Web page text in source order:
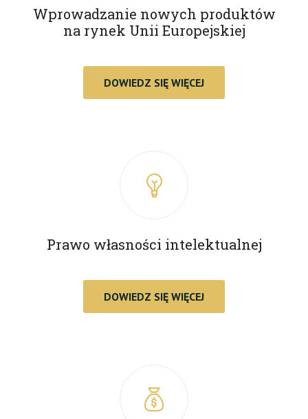
Wprowadzanie nowych produktów
na rynek Unii Europejskiej
DOWIEDZ SIĘ WIĘCEJ
Prawo własności intelektualnej
DOWIEDZ SIĘ WIĘCEJ